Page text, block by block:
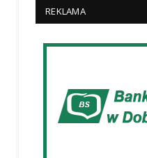
REKLAMA